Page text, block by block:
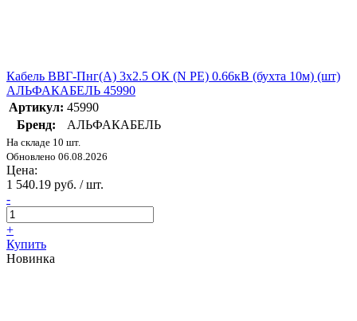
Кабель ВВГ-Пнг(А) 3х2.5 ОК (N PE) 0.66кВ (бухта 10м) (шт)
АЛЬФАКАБЕЛЬ 45990
Артикул: 45990
Бренд:
АЛЬФАКАБЕЛЬ
На складе 10 шт.
Обновлено 06.08.2026
Цена:
1 540.19 руб. / шт.
-
+
Купить
Новинка